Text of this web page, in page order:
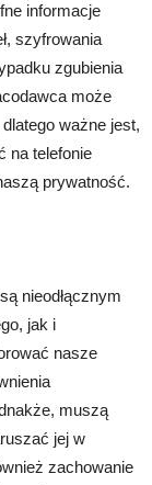
informacje
szyfrowania
zgubienia
może
ważne jest,
na telefonie
prywatność.
nieodłącznym
jak i
nasze
muszą
jej w
zachowanie